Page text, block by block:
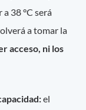
38 °C será
a tomar la
acceso, ni los
el